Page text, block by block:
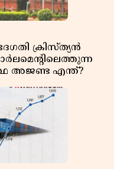
ക്രിസ്ത്യൻ
അജണ്ട എന്ത്?